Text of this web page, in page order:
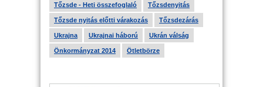
Tőzsde - Heti összefoglaló Tőzsdenyitás
Tőzsde nyitás előtti várakozás Tőzsdezárás
Ukrajna Ukrajnai háború Ukrán válság
Önkormányzat 2014 Ötletbörze